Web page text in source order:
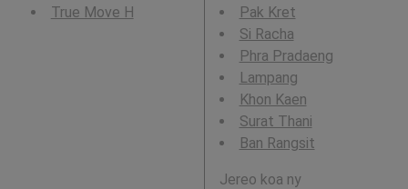
True Move H
Pak Kret
Si Racha
Phra Pradaeng
Lampang
Khon Kaen
Surat Thani
Ban Rangsit
Jereo koa ny